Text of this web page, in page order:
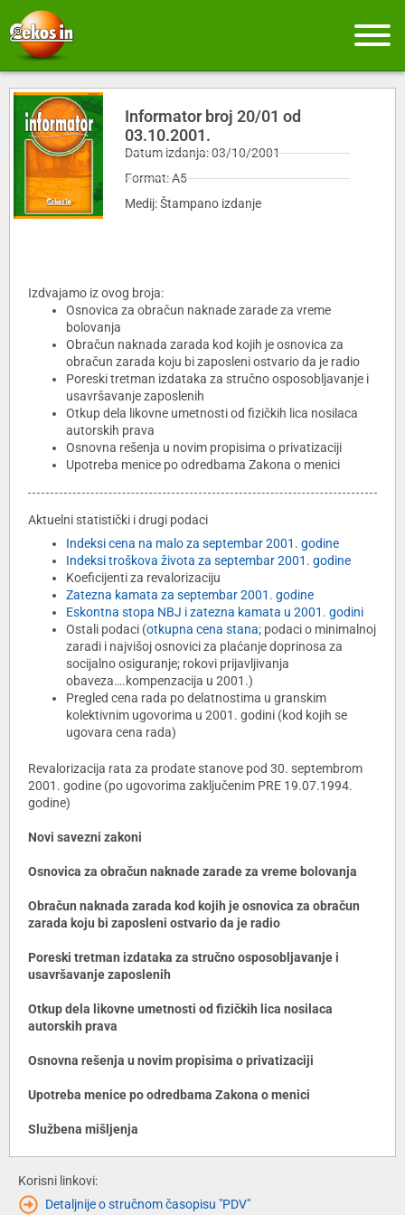
Informator broj 20/01 od
03.10.2001.
Datum izdanja: 03/10/2001
Format: A5
Medij: Štampano izdanje
Izdvajamo iz ovog broja:
Osnovica za obračun naknade zarade za vreme
bolovanja
Obračun naknada zarada kod kojih je osnovica za
obračun zarada koju bi zaposleni ostvario da je radio
Poreski tretman izdataka za stručno osposobljavanje i
usavršavanje zaposlenih
Otkup dela likovne umetnosti od fizičkih lica nosilaca
autorskih prava
Osnovna rešenja u novim propisima o privatizaciji
Upotreba menice po odredbama Zakona o menici
Aktuelni statistički i drugi podaci
Indeksi cena na malo za septembar 2001. godine
Indeksi troškova života za septembar 2001. godine
Koeficijenti za revalorizaciju
Zatezna kamata za septembar 2001. godine
Eskontna stopa NBJ i zatezna kamata u 2001. godini
Ostali podaci (otkupna cena stana; podaci o minimalnoj
zaradi i najvišoj osnovici za plaćanje doprinosa za
socijalno osiguranje; rokovi prijavljivanja
obaveza….kompenzacija u 2001.)
Pregled cena rada po delatnostima u granskim
kolektivnim ugovorima u 2001. godini (kod kojih se
ugovara cena rada)
Revalorizacija rata za prodate stanove pod 30. septembrom
2001. godine (po ugovorima zaključenim PRE 19.07.1994.
godine)
Novi savezni zakoni
Osnovica za obračun naknade zarade za vreme bolovanja
Obračun naknada zarada kod kojih je osnovica za obračun
zarada koju bi zaposleni ostvario da je radio
Poreski tretman izdataka za stručno osposobljavanje i
usavršavanje zaposlenih
Otkup dela likovne umetnosti od fizičkih lica nosilaca
autorskih prava
Osnovna rešenja u novim propisima o privatizaciji
Upotreba menice po odredbama Zakona o menici
Službena mišljenja
Korisni linkovi:
Detaljnije o stručnom časopisu "PDV"